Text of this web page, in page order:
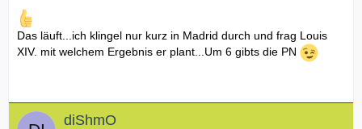
Das läuft...ich klingel nur kurz in Madrid durch und frag Louis
XIV. mit welchem Ergebnis er plant...Um 6 gibts die PN
diShmO